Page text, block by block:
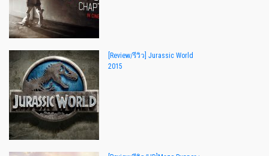
[Review/รีวิว] Jurassic World
2015